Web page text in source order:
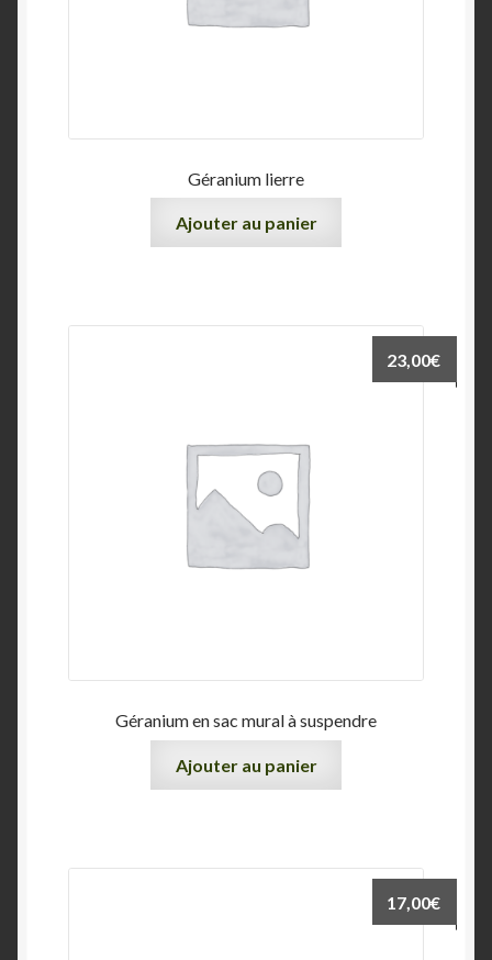
Géranium lierre
Ajouter au panier
Géranium en sac mural à suspendre
23,00€
Ajouter au panier
17,00€